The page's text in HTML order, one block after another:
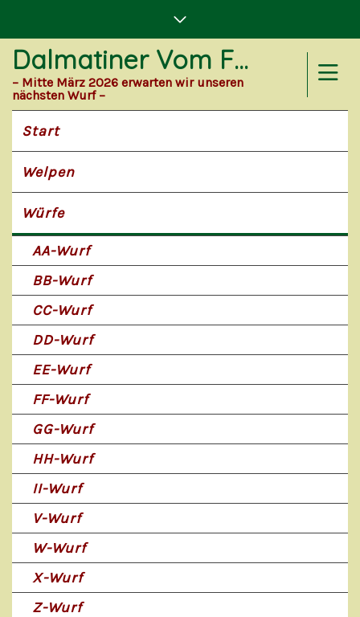
Dalmatiner Vom Forst Eichenhorst
– Mitte März 2026 erwarten wir unseren
nächsten Wurf –
Start
Welpen
Würfe
AA-Wurf
BB-Wurf
CC-Wurf
DD-Wurf
EE-Wurf
FF-Wurf
GG-Wurf
HH-Wurf
II-Wurf
V-Wurf
W-Wurf
X-Wurf
Z-Wurf